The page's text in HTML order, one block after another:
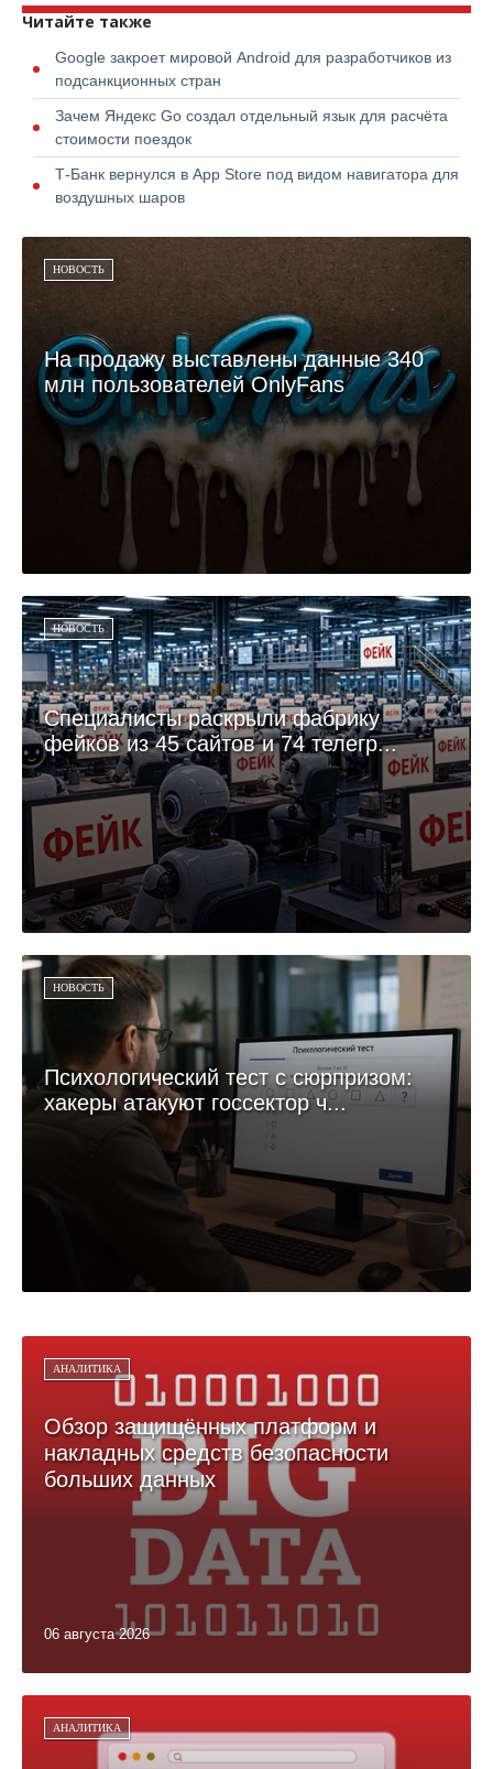
Читайте также
Google закроет мировой Android для разработчиков из
подсанкционных стран
Зачем Яндекс Go создал отдельный язык для расчёта
стоимости поездок
Т-Банк вернулся в App Store под видом навигатора для
воздушных шаров
НОВОСТЬ
На продажу выставлены данные 340
млн пользователей OnlyFans
НОВОСТЬ
Специалисты раскрыли фабрику
фейков из 45 сайтов и 74 телегр...
НОВОСТЬ
Психологический тест с сюрпризом:
хакеры атакуют госсектор ч...
АНАЛИТИКА
Обзор защищённых платформ и
накладных средств безопасности
больших данных
06 августа 2026
АНАЛИТИКА